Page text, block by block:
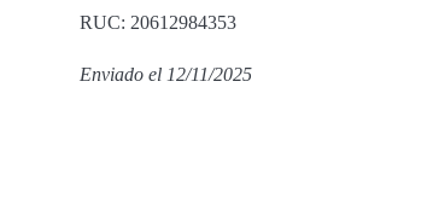
RUC: 20612984353
Enviado el 12/11/2025